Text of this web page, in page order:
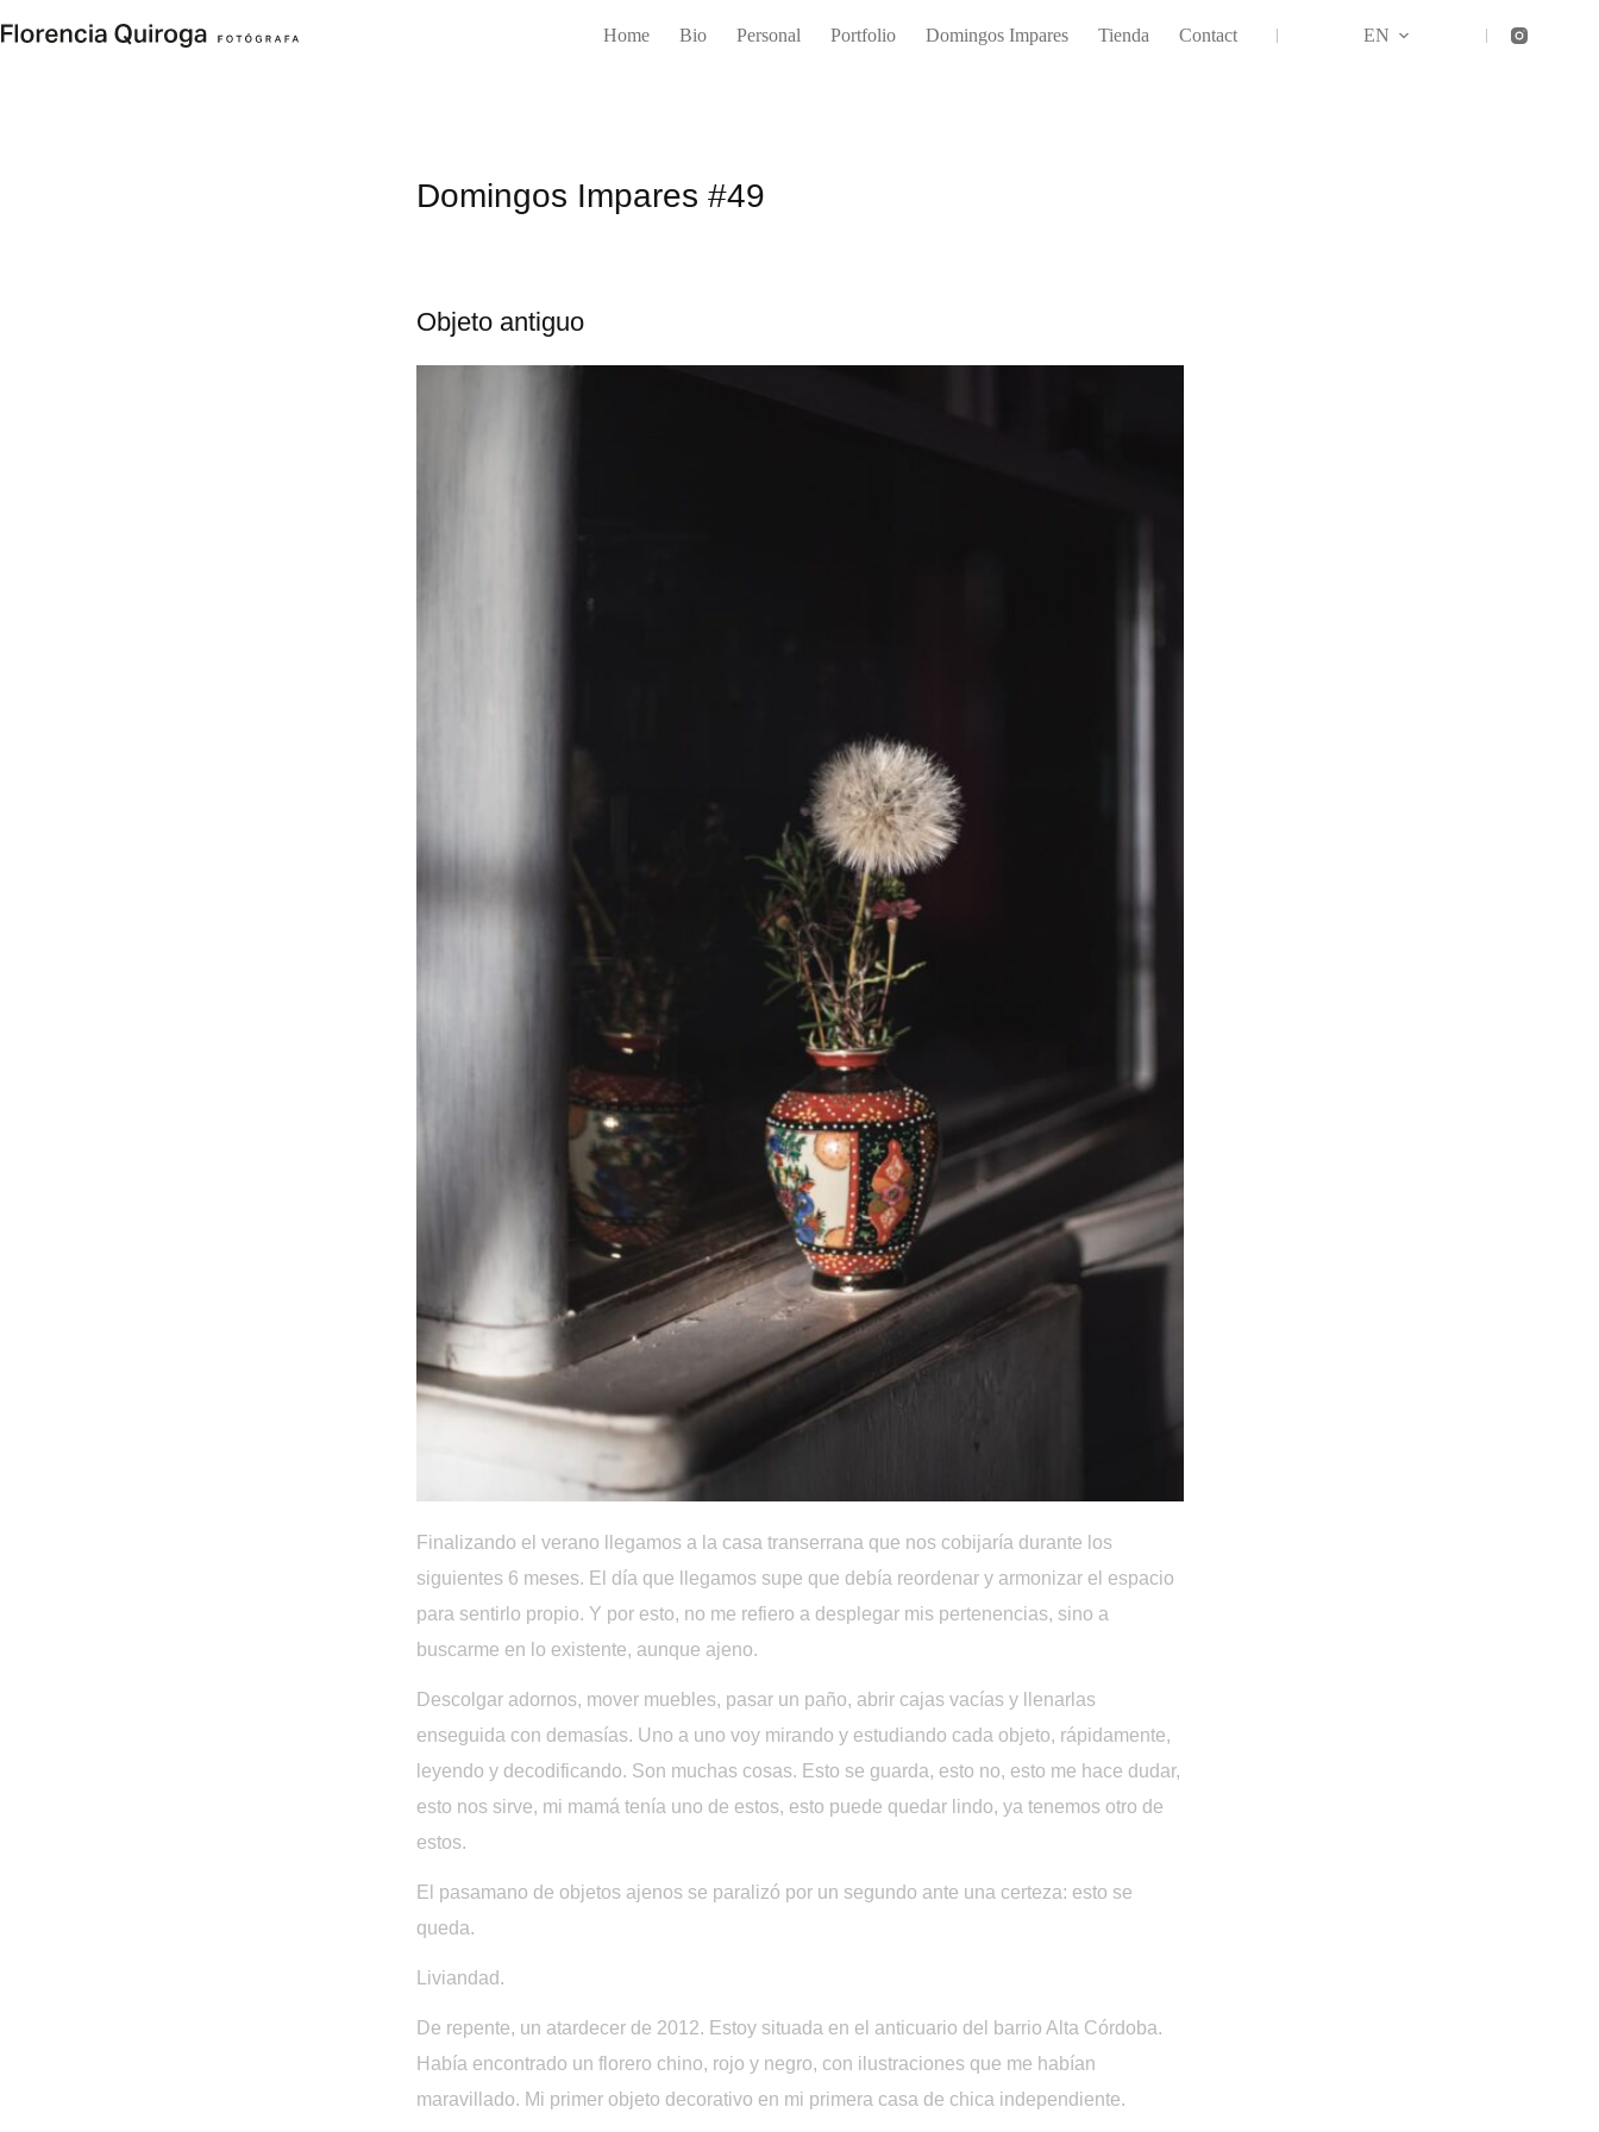
to
Home Bio Personal Portfolio Domingos Impares Tienda Contact EN
Domingos Impares #49
Objeto antiguo
Finalizando el verano llegamos a la casa transerrana que nos cobijaría durante los
siguientes 6 meses. El día que llegamos supe que debía reordenar y armonizar el espacio
para sentirlo propio. Y por esto, no me refiero a desplegar mis pertenencias, sino a
buscarme en lo existente, aunque ajeno.
Descolgar adornos, mover muebles, pasar un paño, abrir cajas vacías y llenarlas
enseguida con demasías. Uno a uno voy mirando y estudiando cada objeto, rápidamente,
leyendo y decodificando. Son muchas cosas. Esto se guarda, esto no, esto me hace dudar,
esto nos sirve, mi mamá tenía uno de estos, esto puede quedar lindo, ya tenemos otro de
estos.
El pasamano de objetos ajenos se paralizó por un segundo ante una certeza: esto se
queda.
Liviandad.
De repente, un atardecer de 2012. Estoy situada en el anticuario del barrio Alta Córdoba.
Había encontrado un florero chino, rojo y negro, con ilustraciones que me habían
maravillado. Mi primer objeto decorativo en mi primera casa de chica independiente.